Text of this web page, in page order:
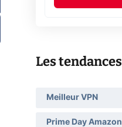
Les tendances
Meilleur VPN
Prime Day Amazon